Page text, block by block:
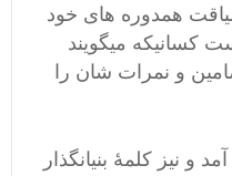
همدوره های خود
کسانیکه میگویند
و نمرات شان را
و نیز کلمۀ بنیانگذار